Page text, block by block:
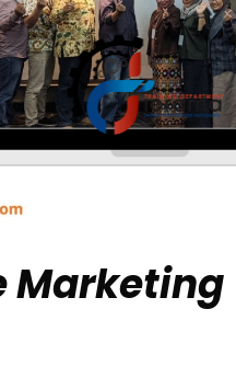
Marketing